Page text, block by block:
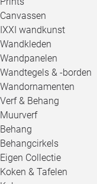
Canvassen
IXXI wandkunst
Wandkleden
Wandpanelen
Wandtegels & -borden
Wandornamenten
Verf & Behang
Muurverf
Behang
Behangcirkels
Eigen Collectie
Koken & Tafelen